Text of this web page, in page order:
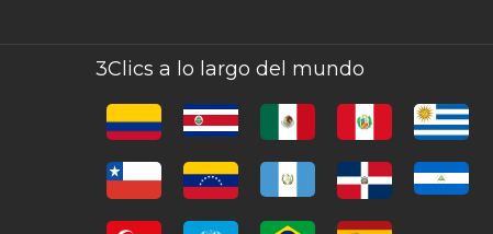
3Clics a lo largo del mundo